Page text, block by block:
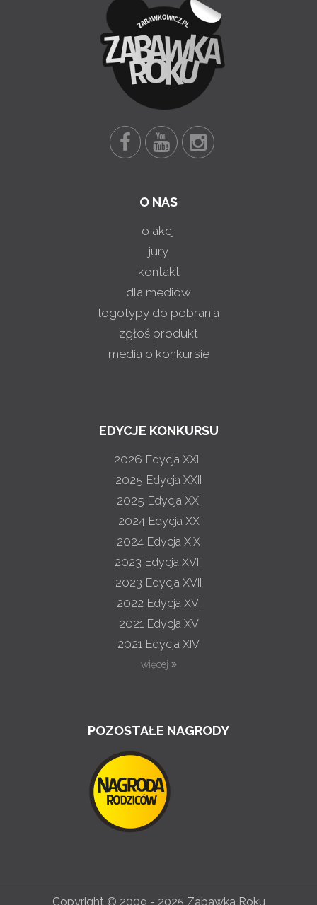
O NAS
o akcji
jury
kontakt
dla mediów
logotypy do pobrania
zgłoś produkt
media o konkursie
EDYCJE KONKURSU
2026 Edycja XXIII
2025 Edycja XXII
2025 Edycja XXI
2024 Edycja XX
2024 Edycja XIX
2023 Edycja XVIII
2023 Edycja XVII
2022 Edycja XVI
2021 Edycja XV
2021 Edycja XIV
więcej
POZOSTAŁE NAGRODY
Copyright © 2009 - 2025 Zabawka Roku